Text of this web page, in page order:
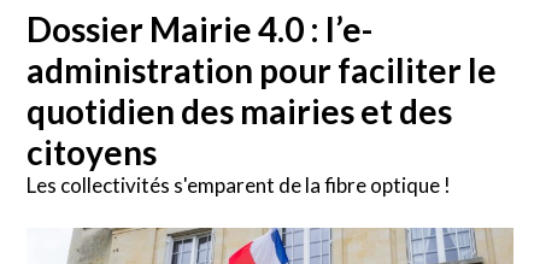
Dossier Mairie 4.0 : l’e-
administration pour faciliter le
quotidien des mairies et des
citoyens
Les collectivités s'emparent de la fibre optique !